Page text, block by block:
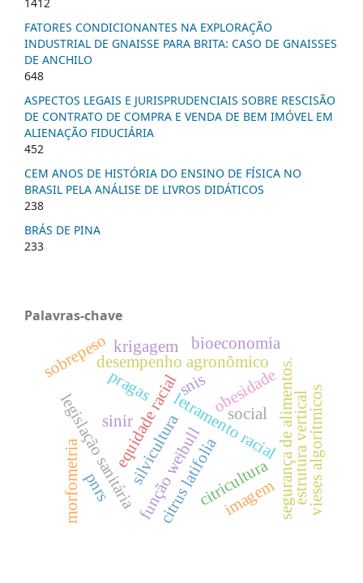
FATORES CONDICIONANTES NA EXPLORAÇÃO
INDUSTRIAL DE GNAISSE PARA BRITA: CASO DE GNAISSES
DE ANCHILO
648
ASPECTOS LEGAIS E JURISPRUDENCIAIS SOBRE RESCISÃO
DE CONTRATO DE COMPRA E VENDA DE BEM IMÓVEL EM
ALIENAÇÃO FIDUCIÁRIA
452
CEM ANOS DE HISTÓRIA DO ENSINO DE FÍSICA NO
BRASIL PELA ANÁLISE DE LIVROS DIDÁTICOS
238
BRÁS DE PINA
233
Palavras-chave
equidade racialletramento racialsegurança de alimentos.
legislação sanitária citrus latifoliacitricultura
desempenho agronômico
pragas
morfometria estrutura vertical
função weibull
silvicultura
sobrepeso
obesidade
krigagem bioeconomia
pnrs
snis
sinir
imagem vieses algorítmicos
social